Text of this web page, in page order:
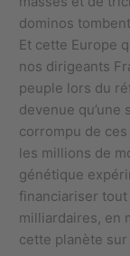
dominos
Et cette Europe
nos dirigeants
peuple lors du
devenue qu’une
corrompu de
les millions de
génétique
financiariser
milliardaires, en
cette planète